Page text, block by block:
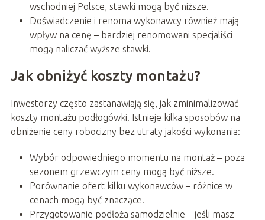
wschodniej Polsce, stawki mogą być niższe.
Doświadczenie i renoma wykonawcy również mają
wpływ na cenę – bardziej renomowani specjaliści
mogą naliczać wyższe stawki.
Jak obniżyć koszty montażu?
Inwestorzy często zastanawiają się, jak zminimalizować
koszty montażu podłogówki. Istnieje kilka sposobów na
obniżenie ceny robocizny bez utraty jakości wykonania:
Wybór odpowiedniego momentu na montaż – poza
sezonem grzewczym ceny mogą być niższe.
Porównanie ofert kilku wykonawców – różnice w
cenach mogą być znaczące.
Przygotowanie podłoża samodzielnie – jeśli masz